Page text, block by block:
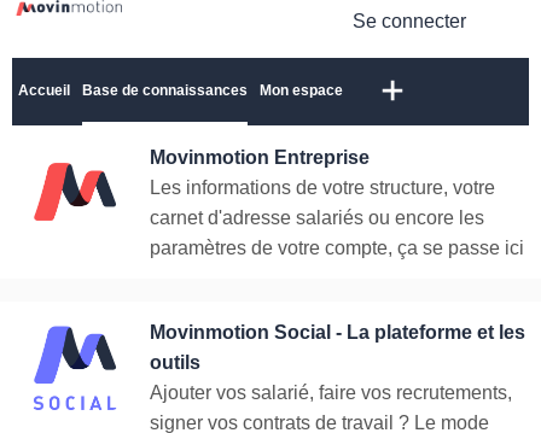
Se connecter
Accueil Base de connaissances Mon espace
Movinmotion Entreprise
Les informations de votre structure, votre
carnet d'adresse salariés ou encore les
paramètres de votre compte, ça se passe ici
Movinmotion Social - La plateforme et les
outils
Ajouter vos salarié, faire vos recrutements,
signer vos contrats de travail ? Le mode